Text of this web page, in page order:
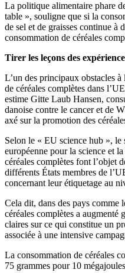
La politique alimentaire phare
table », souligne que si la
de sel et de graisses continue à
consommation de céréales
Tirer les leçons des
L’un des principaux obstacles
de céréales complètes dans
estime Gitte Laub Hansen,
danoise contre le cancer et de
axé sur la promotion des
Selon le « EU science hub », le
européenne pour la science et
céréales complètes font l’objet
différents États membres de
concernant leur étiquetage au
Cela dit, dans des pays comme
céréales complètes a augmenté
claires sur ce qui constitue un
associée à une intensive
La consommation de céréales
75 grammes pour 10